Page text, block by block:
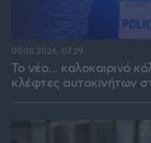
Το νέο... καλοκαιρινό
κλέφτες αυτοκινήτων
09.08.2026, 07:29